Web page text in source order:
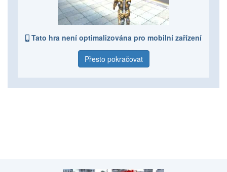
Tato hra není optimalizována pro mobilní zařízení
Přesto pokračovat